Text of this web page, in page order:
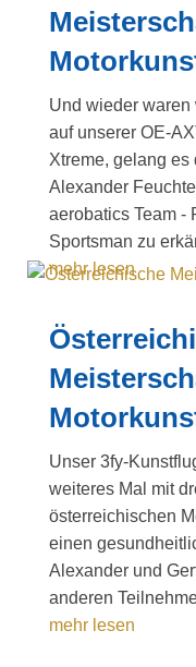
Und wieder
auf unserer OE-
Xtreme, gelang es
Alexander
aerobatics Team -
Sportsman zu
mehr lesen
Unser 3fy-
weiteres Mal mit
österreichischen
einen
Alexander und
anderen
mehr lesen